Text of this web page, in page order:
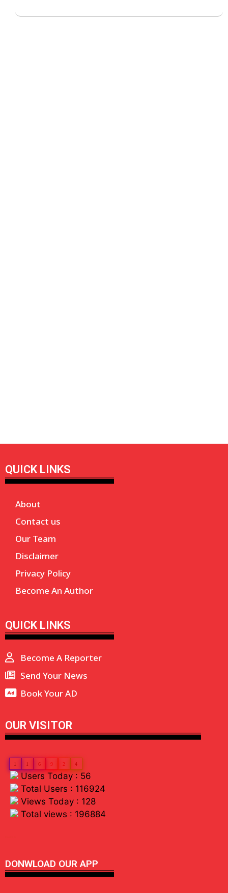
QUICK LINKS
About
Contact us
Our Team
Disclaimer
Privacy Policy
Become An Author
QUICK LINKS
Become A Reporter
Send Your News
Book Your AD
OUR VISITOR
1 1 6 9 2 4
Users Today : 56
Total Users : 116924
Views Today : 128
Total views : 196884
DONWLOAD OUR APP